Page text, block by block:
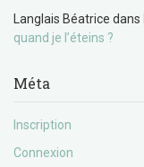
Langlais Béatrice dans
quand je l’éteins ?
Méta
Inscription
Connexion